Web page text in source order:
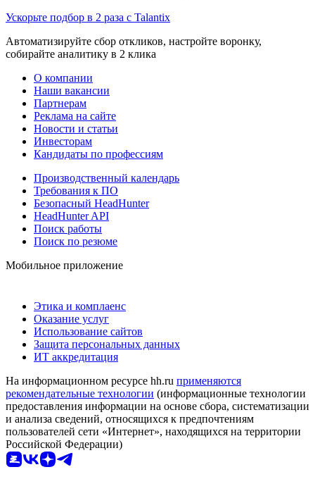
Ускорьте подбор в 2 раза с Talantix
Автоматизируйте сбор откликов, настройте воронку,
собирайте аналитику в 2 клика
О компании
Наши вакансии
Партнерам
Реклама на сайте
Новости и статьи
Инвесторам
Кандидаты по профессиям
Производственный календарь
Требования к ПО
Безопасный HeadHunter
HeadHunter API
Поиск работы
Поиск по резюме
Мобильное приложение
Этика и комплаенс
Оказание услуг
Использование сайтов
Защита персональных данных
ИТ аккредитация
На информационном ресурсе hh.ru применяются
рекомендательные технологии (информационные технологии
предоставления информации на основе сбора, систематизации
и анализа сведений, относящихся к предпочтениям
пользователей сети «Интернет», находящихся на территории
Российской Федерации)